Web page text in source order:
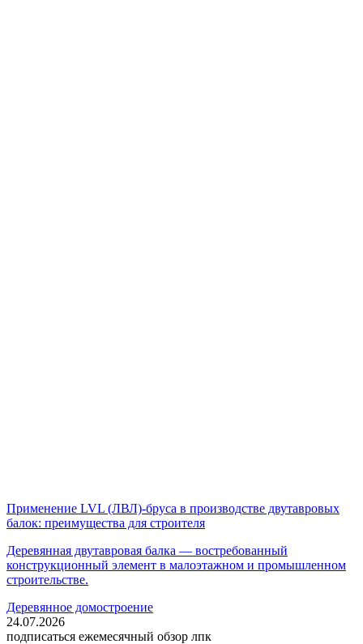
Применение LVL (ЛВЛ)-бруса в производстве двутавровых
балок: преимущества для строителя
Деревянная двутавровая балка — востребованный
конструкционный элемент в малоэтажном и промышленном
строительстве.
Деревянное домостроение
24.07.2026
подписаться ежемесячный обзор лпк